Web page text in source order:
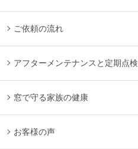
ご依頼の流れ
アフターメンテナンスと定期点検
窓で守る家族の健康
お客様の声